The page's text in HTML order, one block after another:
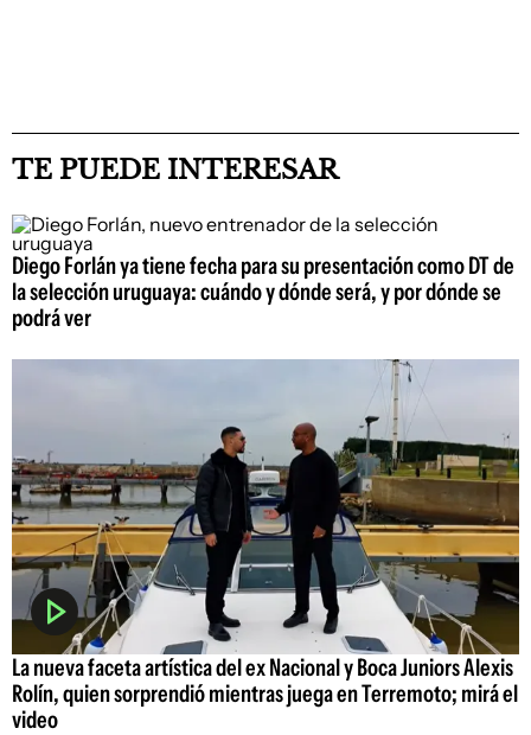
TE PUEDE INTERESAR
Diego Forlán ya tiene fecha para su presentación como DT de
la selección uruguaya: cuándo y dónde será, y por dónde se
podrá ver
La nueva faceta artística del ex Nacional y Boca Juniors Alexis
Rolín, quien sorprendió mientras juega en Terremoto; mirá el
video